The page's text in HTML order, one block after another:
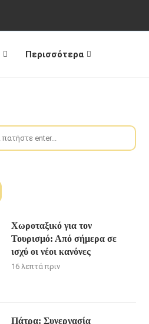
Περισσότερα
Χωροταξικό για τον
Τουρισμό: Από σήμερα σε
ισχύ οι νέοι κανόνες
16 λεπτά πριν
Πάτρα: Συνεργασία